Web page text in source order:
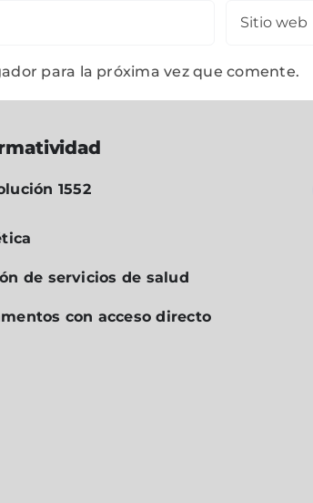
para la próxima vez que comente.
1552
de servicios de salud
con acceso directo